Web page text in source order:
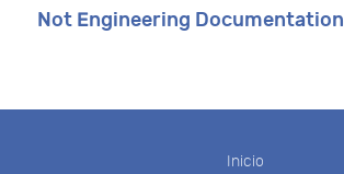
Not Engineering Documentation
Inicio